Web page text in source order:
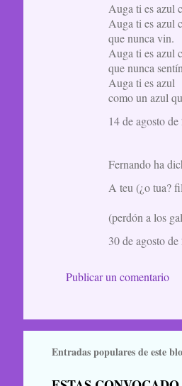
Auga ti es azul
Auga ti es azul
que nunca vin.
Auga ti es azul
que nunca
Auga ti es azul
como un azul
14 de agosto
Fernando ha
A teu (¿o tua?
(perdón a los
30 de agosto
Publicar un comentario
Entradas populares de este